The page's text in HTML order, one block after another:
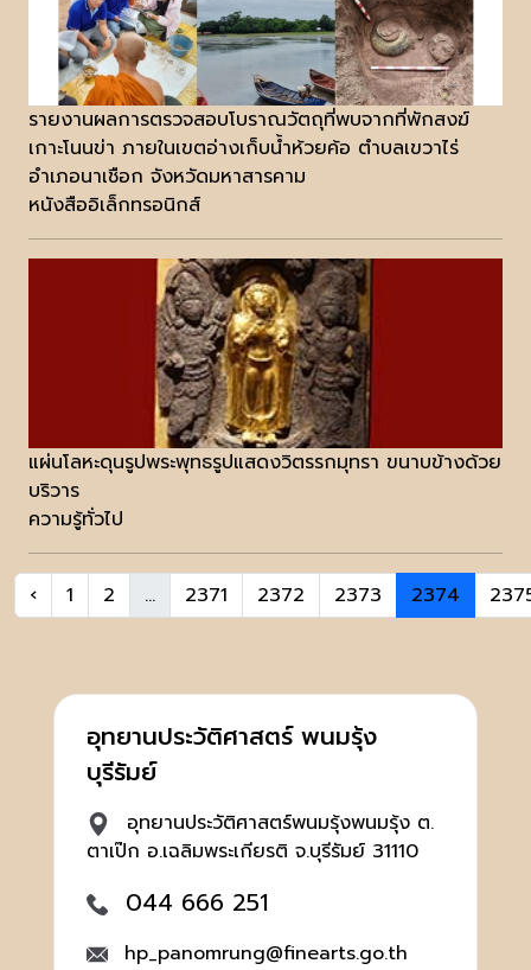
รายงานผลการตรวจสอบโบราณวัตถุที่พบจากที่พักสงฆ์
เกาะโนนข่า ภายในเขตอ่างเก็บน้ำห้วยค้อ ตำบลเขวาไร่
อำเภอนาเชือก จังหวัดมหาสารคาม
หนังสืออิเล็กทรอนิกส์
แผ่นโลหะดุนรูปพระพุทธรูปแสดงวิตรรกมุทรา ขนาบข้างด้วย
บริวาร
ความรู้ทั่วไป
‹ 1 2 ... 2371 2372 2373 2374
อุทยานประวัติศาสตร์ พนมรุ้ง
บุรีรัมย์
อุทยานประวัติศาสตร์พนมรุ้งพนมรุ้ง ต.
ตาเป๊ก อ.เฉลิมพระเกียรติ จ.บุรีรัมย์ 31110
044 666 251
hp_panomrung@finearts.go.th